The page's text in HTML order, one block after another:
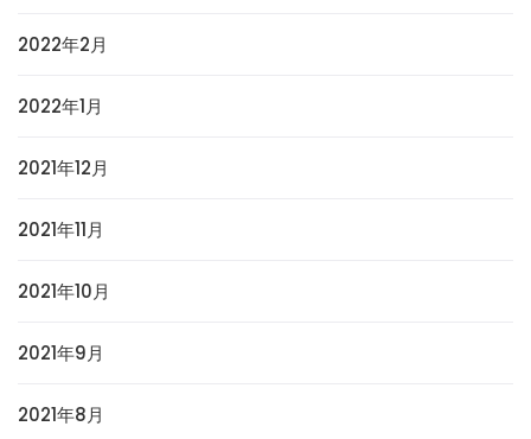
2022年2月
2022年1月
2021年12月
2021年11月
2021年10月
2021年9月
2021年8月